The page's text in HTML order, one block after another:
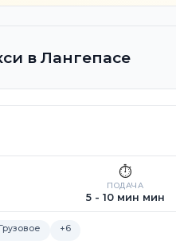
в Лангепасе
⏱️
ПОДАЧА
5 - 10 мин мин
Грузовое +6